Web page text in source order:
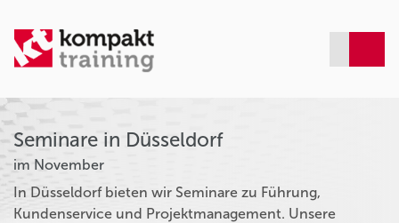
Seminare in Düsseldorf
im November
In Düsseldorf bieten wir Seminare zu Führung,
Kundenservice und Projektmanagement. Unsere